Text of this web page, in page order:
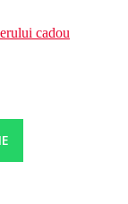
cadou